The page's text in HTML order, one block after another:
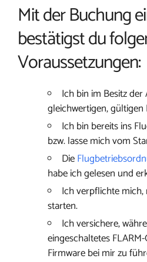
Mit der Buchung
bestätigst du
Voraussetzungen:
Ich bin im Besitz
gleichwertigen, gültigen
Ich bin bereits ins
bzw. lasse mich vom
Die
habe ich gelesen und
Ich verpflichte
starten.
Ich versichere,
eingeschaltetes
Firmware bei mir zu